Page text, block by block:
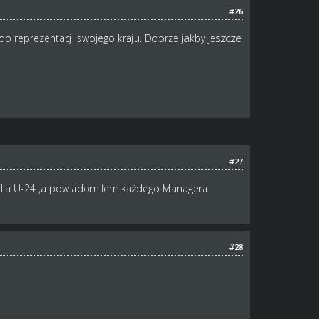
#26
reprezentacji swojego kraju. Dobrze jakby jeszcze
#27
U-24 ,a powiadomiłem każdego Managera
#28